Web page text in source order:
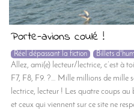
Porte-avions coulé !
Réel dépassant la fiction Billets
Allez, ami(e) lecteur/lectrice, c’est à
F7, F8, F9. ?… Mille millions de mille
lectrice, lecteur ! Les quatre coups
et ceux qui viennent sur ce site ne